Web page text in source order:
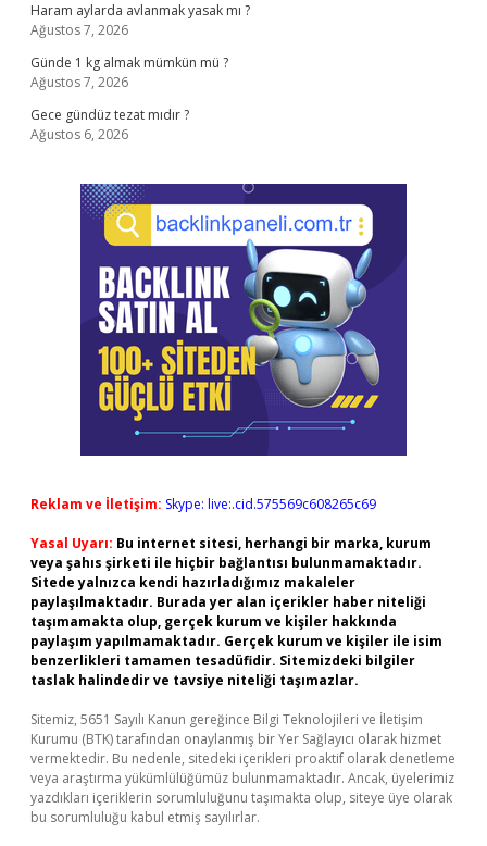
Haram aylarda avlanmak yasak mı ?
Ağustos 7, 2026
Günde 1 kg almak mümkün mü ?
Ağustos 7, 2026
Gece gündüz tezat mıdır ?
Ağustos 6, 2026
Reklam ve İletişim: Skype: live:.cid.575569c608265c69
Yasal Uyarı: Bu internet sitesi, herhangi bir marka, kurum
veya şahıs şirketi ile hiçbir bağlantısı bulunmamaktadır.
Sitede yalnızca kendi hazırladığımız makaleler
paylaşılmaktadır. Burada yer alan içerikler haber niteliği
taşımamakta olup, gerçek kurum ve kişiler hakkında
paylaşım yapılmamaktadır. Gerçek kurum ve kişiler ile isim
benzerlikleri tamamen tesadüfidir. Sitemizdeki bilgiler
taslak halindedir ve tavsiye niteliği taşımazlar.
Sitemiz, 5651 Sayılı Kanun gereğince Bilgi Teknolojileri ve İletişim
Kurumu (BTK) tarafından onaylanmış bir Yer Sağlayıcı olarak hizmet
vermektedir. Bu nedenle, sitedeki içerikleri proaktif olarak denetleme
veya araştırma yükümlülüğümüz bulunmamaktadır. Ancak, üyelerimiz
yazdıkları içeriklerin sorumluluğunu taşımakta olup, siteye üye olarak
bu sorumluluğu kabul etmiş sayılırlar.